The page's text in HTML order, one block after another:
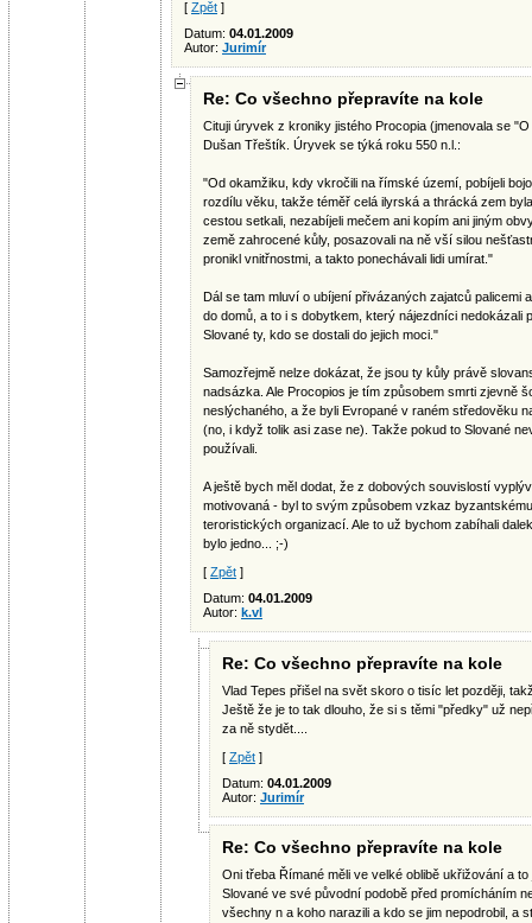
[ Zpět ]
Datum: 04.01.2009
Autor: Jurimír
Re: Co všechno přepravíte na kole
Cituji úryvek z kroniky jistého Procopia (jmenovala se
Dušan Třeštík. Úryvek se týká roku 550 n.l.:
"Od okamžiku, kdy vkročili na římské území, pobíjeli
rozdílu věku, takže téměř celá ilyrská a thrácká zem
cestou setkali, nezabíjeli mečem ani kopím ani jiným
země zahrocené kůly, posazovali na ně vší silou
pronikl vnitřnostmi, a takto ponechávali lidi umírat."
Dál se tam mluví o ubíjení přivázaných zajatců palicemi
do domů, a to i s dobytkem, který nájezdníci nedokázali
Slované ty, kdo se dostali do jejich moci."
Samozřejmě nelze dokázat, že jsou ty kůly právě
nadsázka. Ale Procopios je tím způsobem smrti zjevně
neslýchaného, a že byli Evropané v raném středověku
(no, i když tolik asi zase ne). Takže pokud to Slované
používali.
A ještě bych měl dodat, že z dobových souvislostí
motivovaná - byl to svým způsobem vzkaz
teroristických organizací. Ale to už bychom zabíhali
bylo jedno... ;-)
[ Zpět ]
Datum: 04.01.2009
Autor: k.vl
Re: Co všechno přepravíte na kole
Vlad Tepes přišel na svět skoro o tisíc let později,
Ještě že je to tak dlouho, že si s těmi "předky" už
za ně stydět....
[ Zpět ]
Datum: 04.01.2009
Autor: Jurimír
Re: Co všechno přepravíte na kole
Oni třeba Římané měli ve velké oblibě ukřižování a
Slované ve své původní podobě před promícháním
všechny n a koho narazili a kdo se jim nepodrobil, a